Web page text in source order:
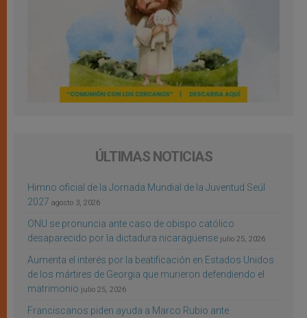
ÚLTIMAS NOTICIAS
Himno oficial de la Jornada Mundial de la Juventud Seúl
2027 agosto 3, 2026
ONU se pronuncia ante caso de obispo católico
desaparecido por la dictadura nicaragüense julio 25, 2026
Aumenta el interés por la beatificación en Estados Unidos
de los mártires de Georgia que murieron defendiendo el
matrimonio julio 25, 2026
Franciscanos piden ayuda a Marco Rubio ante